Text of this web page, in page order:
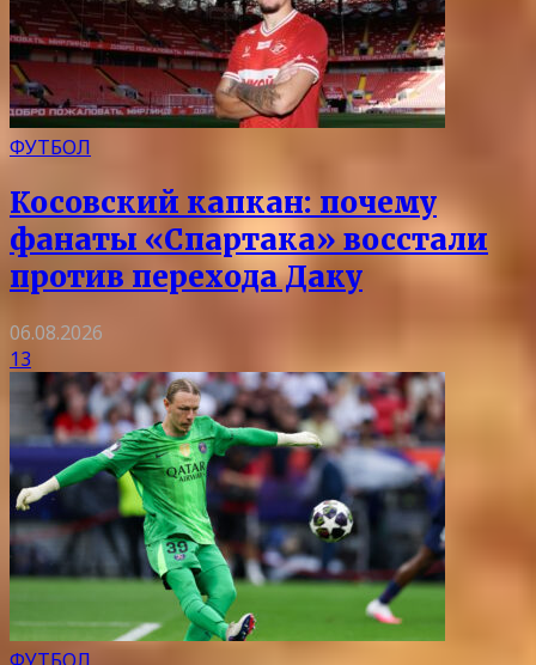
ФУТБОЛ
Косовский капкан: почему
фанаты «Спартака» восстали
против перехода Даку
06.08.2026
13